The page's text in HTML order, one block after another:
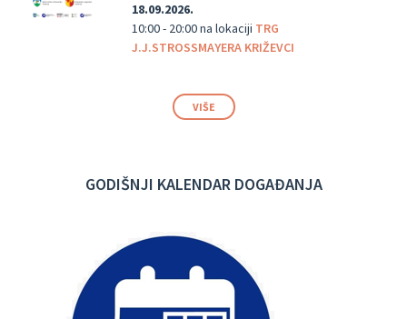
18.09.2026.
10:00 - 20:00na lokaciji TRG
J.J.STROSSMAYERA KRIŽEVCI
VIŠE
GODIŠNJI KALENDAR DOGAĐANJA